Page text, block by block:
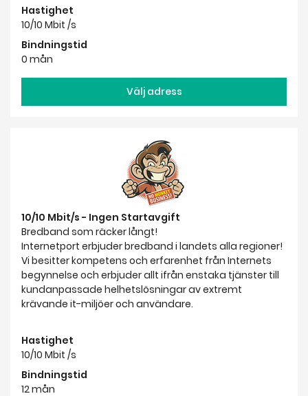
Hastighet
10/10 Mbit /s
Bindningstid
0 mån
Välj adress
10/10 Mbit/s - Ingen Startavgift
Bredband som räcker långt!
Internetport erbjuder bredband i landets alla regioner!
Vi besitter kompetens och erfarenhet från Internets
begynnelse och erbjuder allt ifrån enstaka tjänster till
kundanpassade helhetslösningar av extremt
krävande it-miljöer och användare.
Hastighet
10/10 Mbit /s
Bindningstid
12 mån